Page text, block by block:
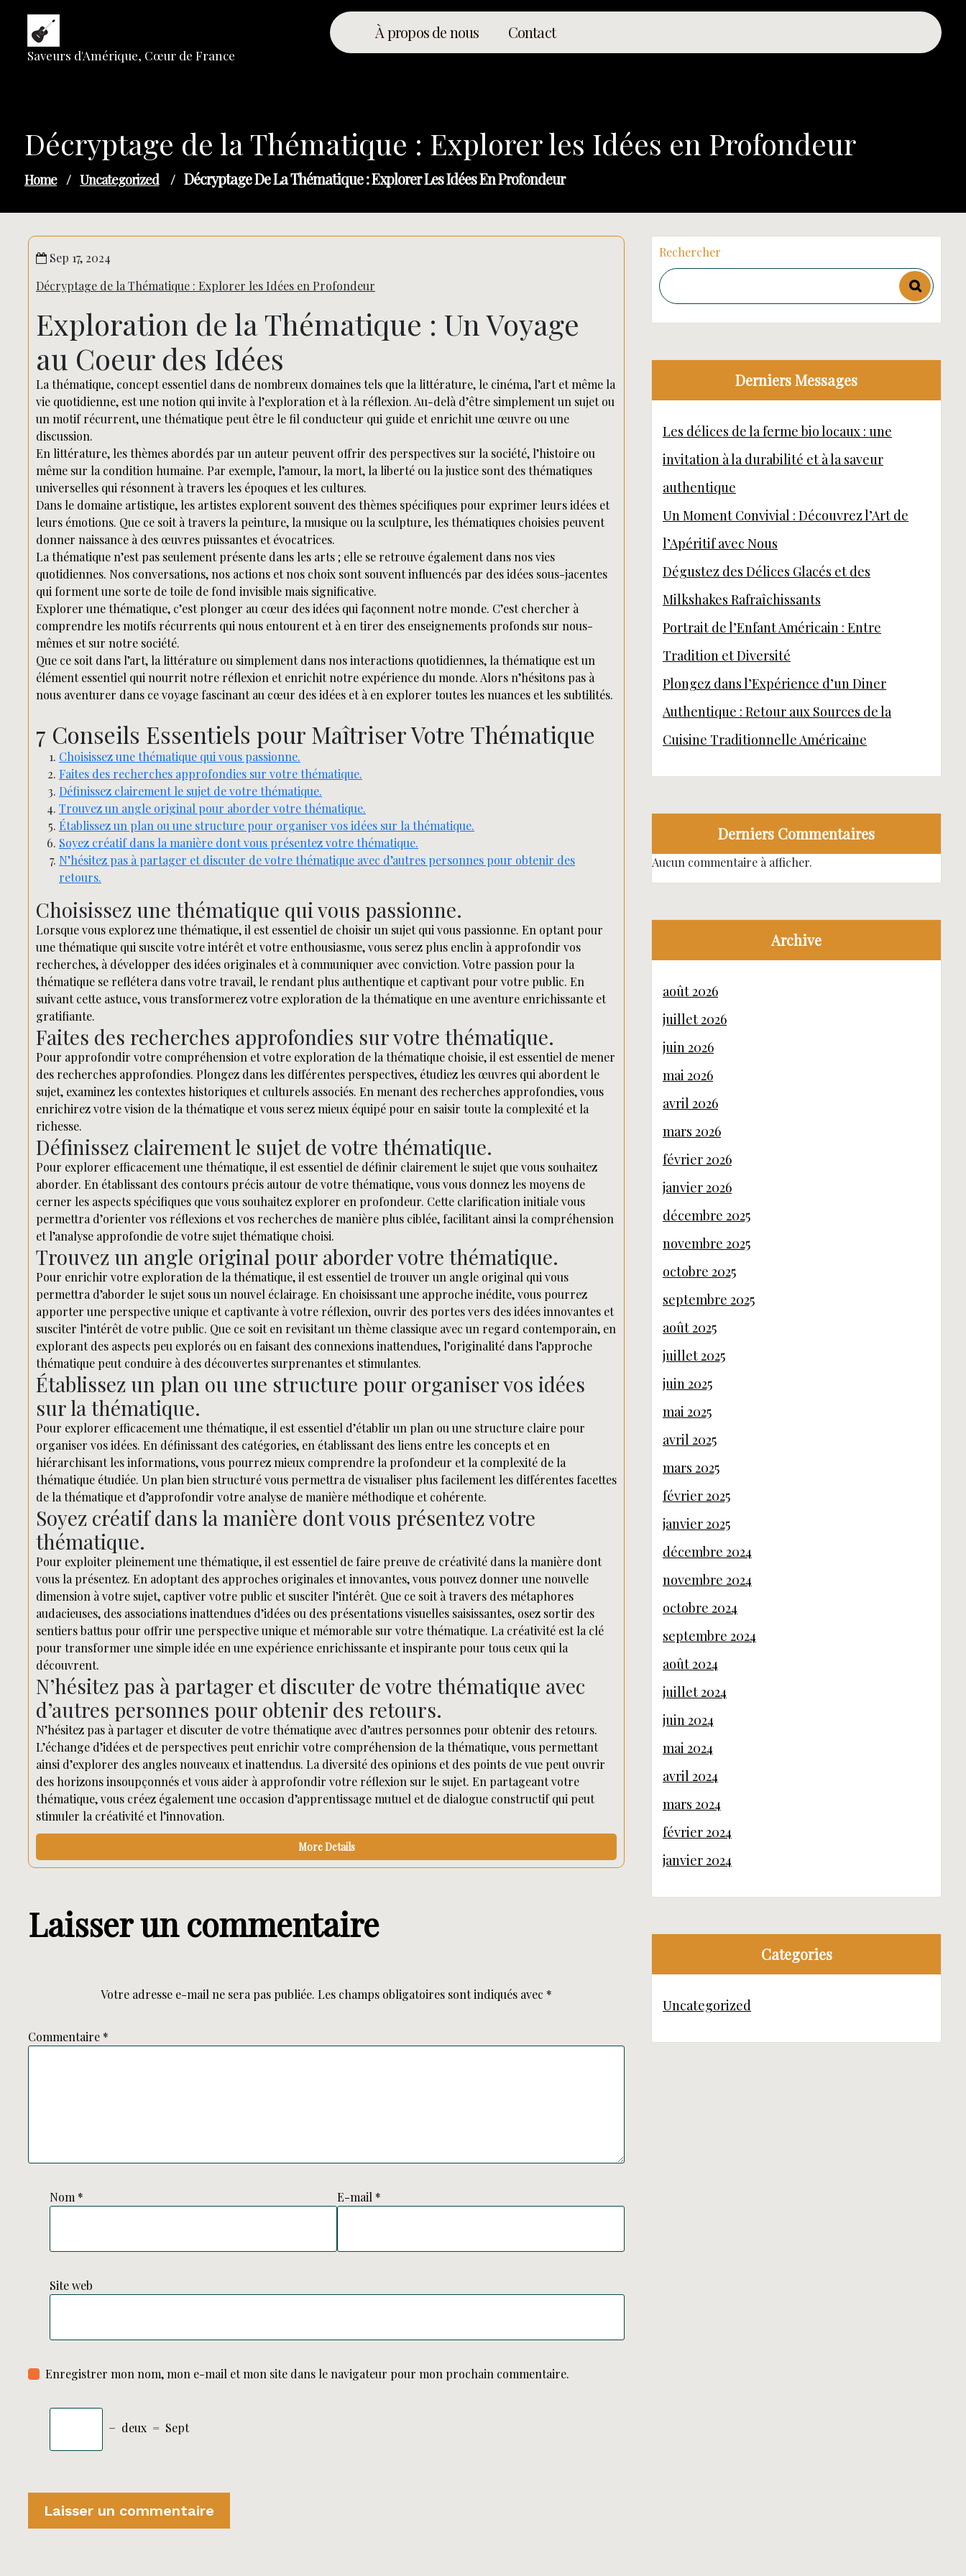
content
Saveurs d'Amérique, Cœur de France
À propos de nous Contact
Décryptage de la Thématique : Explorer les Idées en Profondeur
Home / Uncategorized / Décryptage De La Thématique : Explorer Les Idées En Profondeur
Sep 17, 2024
Décryptage de la Thématique : Explorer les Idées en Profondeur
Exploration de la Thématique : Un Voyage
au Coeur des Idées
La thématique, concept essentiel dans de nombreux domaines tels que la littérature, le cinéma, l’art et même la
vie quotidienne, est une notion qui invite à l’exploration et à la réflexion. Au-delà d’être simplement un sujet ou
un motif récurrent, une thématique peut être le fil conducteur qui guide et enrichit une œuvre ou une
discussion.
En littérature, les thèmes abordés par un auteur peuvent offrir des perspectives sur la société, l’histoire ou
même sur la condition humaine. Par exemple, l’amour, la mort, la liberté ou la justice sont des thématiques
universelles qui résonnent à travers les époques et les cultures.
Dans le domaine artistique, les artistes explorent souvent des thèmes spécifiques pour exprimer leurs idées et
leurs émotions. Que ce soit à travers la peinture, la musique ou la sculpture, les thématiques choisies peuvent
donner naissance à des œuvres puissantes et évocatrices.
La thématique n’est pas seulement présente dans les arts ; elle se retrouve également dans nos vies
quotidiennes. Nos conversations, nos actions et nos choix sont souvent influencés par des idées sous-jacentes
qui forment une sorte de toile de fond invisible mais significative.
Explorer une thématique, c’est plonger au cœur des idées qui façonnent notre monde. C’est chercher à
comprendre les motifs récurrents qui nous entourent et à en tirer des enseignements profonds sur nous-
mêmes et sur notre société.
Que ce soit dans l’art, la littérature ou simplement dans nos interactions quotidiennes, la thématique est un
élément essentiel qui nourrit notre réflexion et enrichit notre expérience du monde. Alors n’hésitons pas à
nous aventurer dans ce voyage fascinant au cœur des idées et à en explorer toutes les nuances et les subtilités.
7 Conseils Essentiels pour Maîtriser Votre Thématique
Choisissez une thématique qui vous passionne.
Faites des recherches approfondies sur votre thématique.
Définissez clairement le sujet de votre thématique.
Trouvez un angle original pour aborder votre thématique.
Établissez un plan ou une structure pour organiser vos idées sur la thématique.
Soyez créatif dans la manière dont vous présentez votre thématique.
N’hésitez pas à partager et discuter de votre thématique avec d’autres personnes pour obtenir des
retours.
Choisissez une thématique qui vous passionne.
Lorsque vous explorez une thématique, il est essentiel de choisir un sujet qui vous passionne. En optant pour
une thématique qui suscite votre intérêt et votre enthousiasme, vous serez plus enclin à approfondir vos
recherches, à développer des idées originales et à communiquer avec conviction. Votre passion pour la
thématique se reflétera dans votre travail, le rendant plus authentique et captivant pour votre public. En
suivant cette astuce, vous transformerez votre exploration de la thématique en une aventure enrichissante et
gratifiante.
Faites des recherches approfondies sur votre thématique.
Pour approfondir votre compréhension et votre exploration de la thématique choisie, il est essentiel de mener
des recherches approfondies. Plongez dans les différentes perspectives, étudiez les œuvres qui abordent le
sujet, examinez les contextes historiques et culturels associés. En menant des recherches approfondies, vous
enrichirez votre vision de la thématique et vous serez mieux équipé pour en saisir toute la complexité et la
richesse.
Définissez clairement le sujet de votre thématique.
Pour explorer efficacement une thématique, il est essentiel de définir clairement le sujet que vous souhaitez
aborder. En établissant des contours précis autour de votre thématique, vous vous donnez les moyens de
cerner les aspects spécifiques que vous souhaitez explorer en profondeur. Cette clarification initiale vous
permettra d’orienter vos réflexions et vos recherches de manière plus ciblée, facilitant ainsi la compréhension
et l’analyse approfondie de votre sujet thématique choisi.
Trouvez un angle original pour aborder votre thématique.
Pour enrichir votre exploration de la thématique, il est essentiel de trouver un angle original qui vous
permettra d’aborder le sujet sous un nouvel éclairage. En choisissant une approche inédite, vous pourrez
apporter une perspective unique et captivante à votre réflexion, ouvrir des portes vers des idées innovantes et
susciter l’intérêt de votre public. Que ce soit en revisitant un thème classique avec un regard contemporain, en
explorant des aspects peu explorés ou en faisant des connexions inattendues, l’originalité dans l’approche
thématique peut conduire à des découvertes surprenantes et stimulantes.
Établissez un plan ou une structure pour organiser vos idées
sur la thématique.
Pour explorer efficacement une thématique, il est essentiel d’établir un plan ou une structure claire pour
organiser vos idées. En définissant des catégories, en établissant des liens entre les concepts et en
hiérarchisant les informations, vous pourrez mieux comprendre la profondeur et la complexité de la
thématique étudiée. Un plan bien structuré vous permettra de visualiser plus facilement les différentes facettes
de la thématique et d’approfondir votre analyse de manière méthodique et cohérente.
Soyez créatif dans la manière dont vous présentez votre
thématique.
Pour exploiter pleinement une thématique, il est essentiel de faire preuve de créativité dans la manière dont
vous la présentez. En adoptant des approches originales et innovantes, vous pouvez donner une nouvelle
dimension à votre sujet, captiver votre public et susciter l’intérêt. Que ce soit à travers des métaphores
audacieuses, des associations inattendues d’idées ou des présentations visuelles saisissantes, osez sortir des
sentiers battus pour offrir une perspective unique et mémorable sur votre thématique. La créativité est la clé
pour transformer une simple idée en une expérience enrichissante et inspirante pour tous ceux qui la
découvrent.
N’hésitez pas à partager et discuter de votre thématique avec
d’autres personnes pour obtenir des retours.
N’hésitez pas à partager et discuter de votre thématique avec d’autres personnes pour obtenir des retours.
L’échange d’idées et de perspectives peut enrichir votre compréhension de la thématique, vous permettant
ainsi d’explorer des angles nouveaux et inattendus. La diversité des opinions et des points de vue peut ouvrir
des horizons insoupçonnés et vous aider à approfondir votre réflexion sur le sujet. En partageant votre
thématique, vous créez également une occasion d’apprentissage mutuel et de dialogue constructif qui peut
stimuler la créativité et l’innovation.
More Details
Laisser un commentaire
Votre adresse e-mail ne sera pas publiée. Les champs obligatoires sont indiqués avec *
Commentaire *
Nom * E-mail *
Site web
Enregistrer mon nom, mon e-mail et mon site dans le navigateur pour mon prochain commentaire.
− deux = Sept
Rechercher
Derniers Messages
Les délices de la ferme bio locaux : une
invitation à la durabilité et à la saveur
authentique
Un Moment Convivial : Découvrez l’Art de
l’Apéritif avec Nous
Dégustez des Délices Glacés et des
Milkshakes Rafraîchissants
Portrait de l’Enfant Américain : Entre
Tradition et Diversité
Plongez dans l’Expérience d’un Diner
Authentique : Retour aux Sources de la
Cuisine Traditionnelle Américaine
Derniers Commentaires
Aucun commentaire à afficher.
Archive
août 2026
juillet 2026
juin 2026
mai 2026
avril 2026
mars 2026
février 2026
janvier 2026
décembre 2025
novembre 2025
octobre 2025
septembre 2025
août 2025
juillet 2025
juin 2025
mai 2025
avril 2025
mars 2025
février 2025
janvier 2025
décembre 2024
novembre 2024
octobre 2024
septembre 2024
août 2024
juillet 2024
juin 2024
mai 2024
avril 2024
mars 2024
février 2024
janvier 2024
Categories
Uncategorized